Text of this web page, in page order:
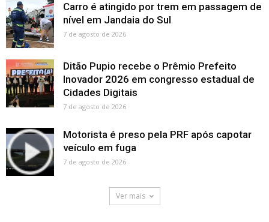
Carro é atingido por trem em passagem de
nível em Jandaia do Sul
7 de agosto de 2026
Ditão Pupio recebe o Prêmio Prefeito
Inovador 2026 em congresso estadual de
Cidades Digitais
7 de agosto de 2026
Motorista é preso pela PRF após capotar
veículo em fuga
7 de agosto de 2026
Ver mais